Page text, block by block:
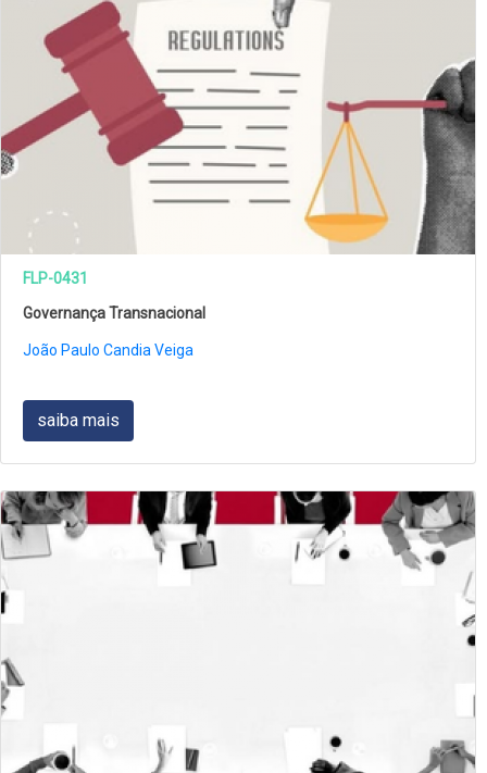
FLP-0431
Governança Transnacional
João Paulo Candia Veiga
saiba mais